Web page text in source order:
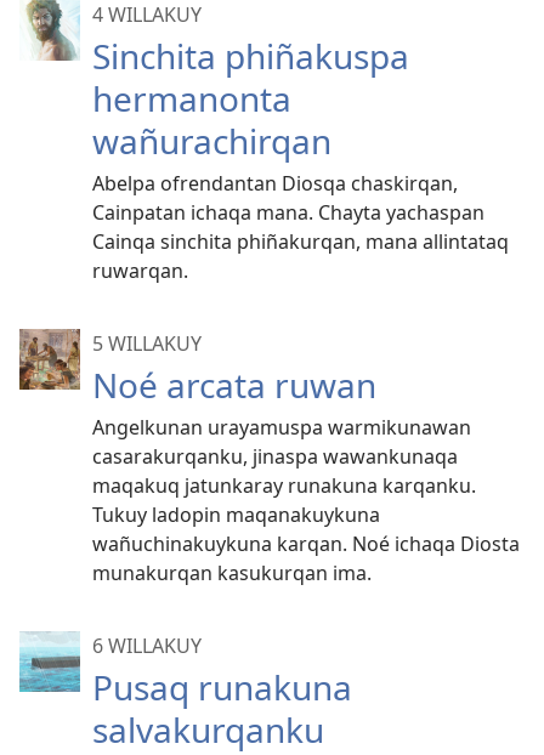
4 WILLAKUY
Sinchita phiñakuspa
hermanonta
wañurachirqan
Abelpa ofrendantan Diosqa chaskirqan,
Cainpatan ichaqa mana. Chayta yachaspan
Cainqa sinchita phiñakurqan, mana allintataq
ruwarqan.
5 WILLAKUY
Noé arcata ruwan
Angelkunan urayamuspa warmikunawan
casarakurqanku, jinaspa wawankunaqa
maqakuq jatunkaray runakuna karqanku.
Tukuy ladopin maqanakuykuna
wañuchinakuykuna karqan. Noé ichaqa Diosta
munakurqan kasukurqan ima.
6 WILLAKUY
Pusaq runakuna
salvakurqanku